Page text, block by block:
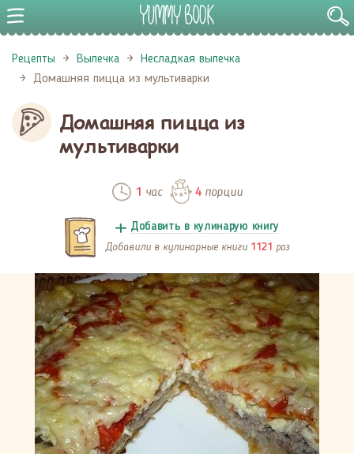
Рецепты Выпечка
Несладкая выпечка
Домашняя пицца из мультиварки
Домашняя пицца из
мультиварки
1 час 4порции
Добавить в кулинарую книгу
Добавили в кулинарные книги 1121 раз